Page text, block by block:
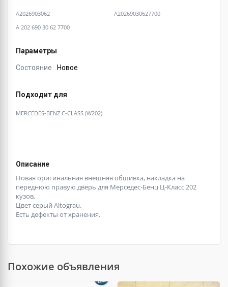
A2026903062
A20269030627700
A 202 690 30 62 7700
Параметры
Состояние Новое
Подходит для
MERCEDES-BENZ C-CLASS (W202)
Описание
Новая оригинальная внешняя обшивка, накладка на
переднюю правую дверь для Мерседес-Бенц Ц-Класс 202
кузов.
Цвет серый Altograu.
Есть дефекты от хранения.
Похожие объявления